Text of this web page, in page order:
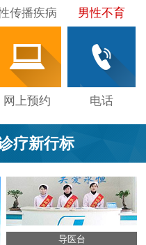
传播疾病 男性不育
网上预约 电话
疗新行标
导医台